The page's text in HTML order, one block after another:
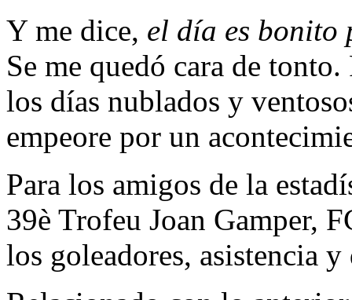
Y me dice, el día es bonito
Se me quedó cara de
los días nublados y
empeore por un
Para los amigos de la
39è Trofeu Joan Gamper,
los goleadores, asistencia